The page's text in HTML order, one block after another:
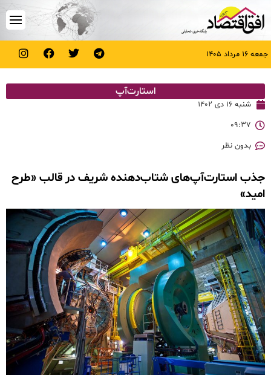
جمعه ۱۶ مرداد ۱۴۰۵
استارت‌آپ
شنبه ۱۶ دی ۱۴۰۲
۰۹:۳۷
بدون نظر
جذب استارت‌آپ‌های شتاب‌دهنده شریف در قالب «طرح
امید»